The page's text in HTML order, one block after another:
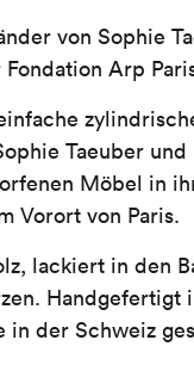
von Sophie
Arp
Taeuber
Möbel in
Vorort von Paris.
lackiert in den
Handgefertigt
in der Schweiz